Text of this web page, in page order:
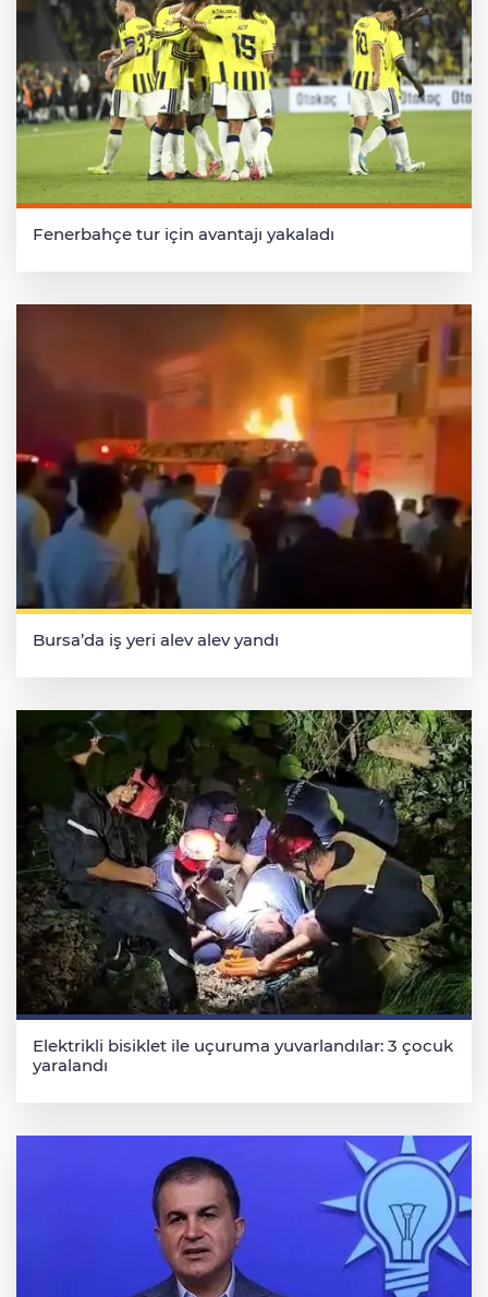
Fenerbahçe tur için avantajı yakaladı
Bursa’da iş yeri alev alev yandı
Elektrikli bisiklet ile uçuruma yuvarlandılar: 3 çocuk
yaralandı